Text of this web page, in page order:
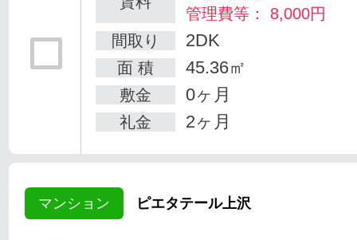
管理費等： 8,000円
間取り
2DK
面 積 45.36㎡
敷金 0ヶ月
礼金 2ヶ月
マンション ピエタテール上沢